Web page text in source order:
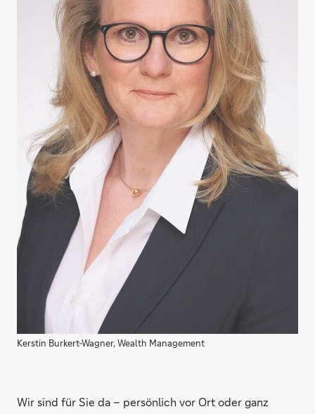
Kerstin Burkert-Wagner, Wealth Management
Wir sind für Sie da – persönlich vor Ort oder ganz